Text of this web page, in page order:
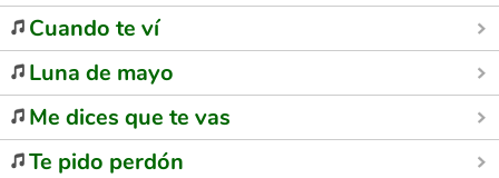
Cuando te ví
Luna de mayo
Me dices que te vas
Te pido perdón